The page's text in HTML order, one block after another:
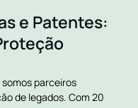
e Patentes:
parceiros
de legados. Com 20